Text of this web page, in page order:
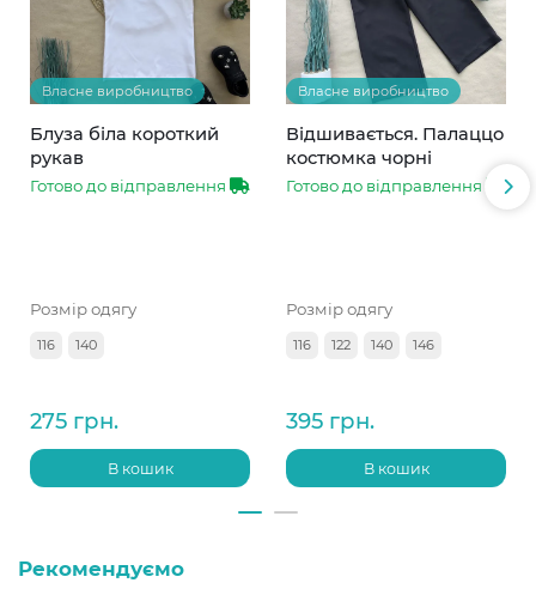
Власне виробництво
Блуза біла короткий
рукав
Готово до відправлення
Розмір одягу
116 140
275 грн.
В кошик
Власне виробництво
Відшивається. Палаццо
костюмка чорні
Готово до відправлення
Розмір одягу
116 122 140 146
395 грн.
В кошик
Рекомендуємо